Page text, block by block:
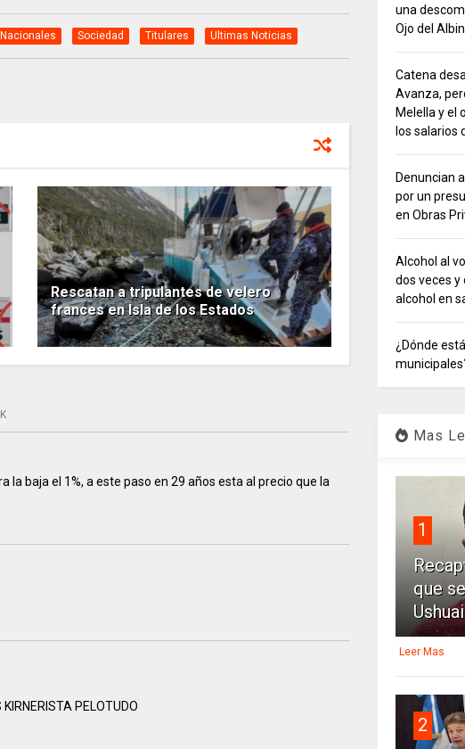
Sociedad Titulares Ultimas Noticias
Rescatan a tripulantes de velero
frances en Isla de los Estados
la baja el 1%, a este paso en 29 años esta al precio que la
PELOTUDO
una
Ojo del
Catena
Avanza,
Melella y el
los salarios
Denuncian
por un
en Obras
Alcohol al
dos veces y
alcohol en
¿Dónde
Mas
1
que
Leer Mas
2